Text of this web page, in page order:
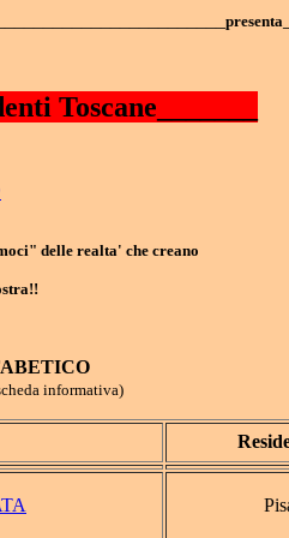
presenta
Toscane_______
delle realta' che creano
informativa)